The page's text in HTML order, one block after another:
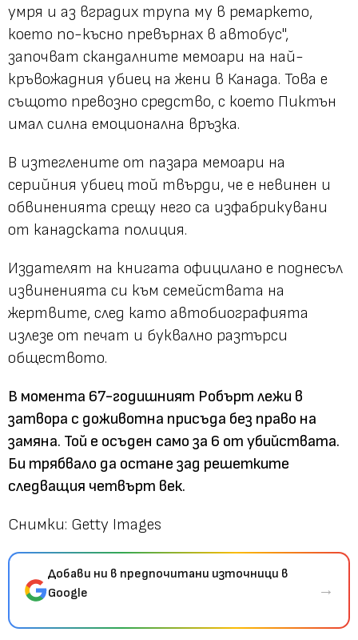
умря и аз вградих трупа му в ремаркето,
което по-късно превърнах в автобус",
започват скандалните мемоари на най-
кръвожадния убиец на жени в Канада. Това е
същото превозно средство, с което Пиктън
имал силна емоционална връзка.
В изтеглените от пазара мемоари на
серийния убиец той твърди, че е невинен и
обвиненията срещу него са изфабрикувани
от канадската полиция.
Издателят на книгата официлано е поднесъл
извиненията си към семействата на
жертвите, след като автобиографията
излезе от печат и буквално разтърси
обществото.
В момента 67-годишният Робърт лежи в
затвора с доживотна присъда без право на
замяна. Той е осъден само за 6 от убийствата.
Би трябвало да остане зад решетките
следващия четвърт век.
Снимки: Getty Images
Добави ни в предпочитани източници в
Google
→